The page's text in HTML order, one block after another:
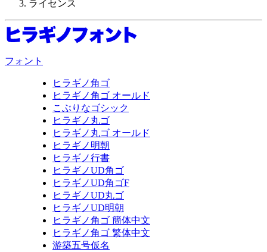
ライセンス
フォント
ヒラギノ角ゴ
ヒラギノ角ゴ オールド
こぶりなゴシック
ヒラギノ丸ゴ
ヒラギノ丸ゴ オールド
ヒラギノ明朝
ヒラギノ行書
ヒラギノUD角ゴ
ヒラギノUD角ゴF
ヒラギノUD丸ゴ
ヒラギノUD明朝
ヒラギノ角ゴ 簡体中文
ヒラギノ角ゴ 繁体中文
游築五号仮名